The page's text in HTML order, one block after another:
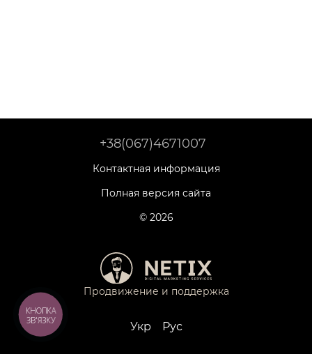
+38(067)4671007
Контактная информация
Полная версия сайта
© 2026
Продвижение и поддержка
Укр Рус
КНОПКА
ЗВ'ЯЗКУ